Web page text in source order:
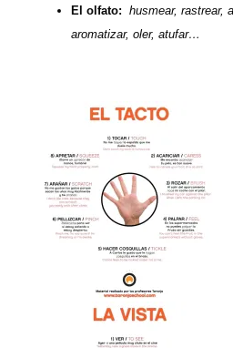
El olfato: husmear, rastrear,
aromatizar, oler, atufar…